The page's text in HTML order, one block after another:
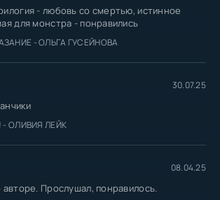
- любовь со смертью, истинное
для монстра - понравились
- ОЛЬГА ГУСЕЙНОВА
30.07.25
ОЛИВИЯ ЛЕЙК
08.04.25
Прослушал, понравилось.